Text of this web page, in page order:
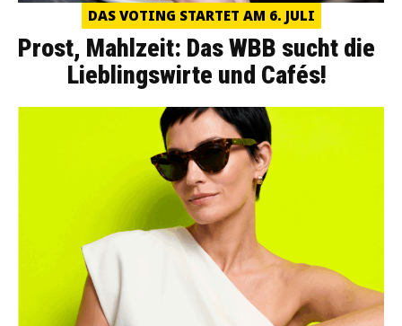
DAS VOTING STARTET AM 6. JULI
Prost, Mahlzeit: Das WBB sucht die
Lieblingswirte und Cafés!